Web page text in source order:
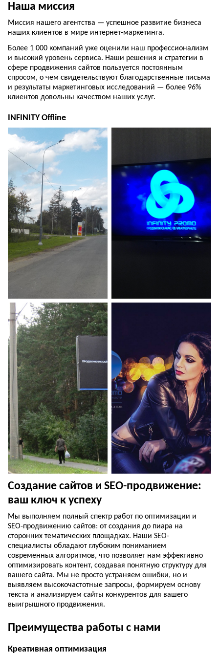
Наша миссия
Миссия нашего агентства — успешное развитие бизнеса
наших клиентов в мире интернет-маркетинга.
Более 1 000 компаний уже оценили наш профессионализм
и высокий уровень сервиса. Наши решения и стратегии в
сфере продвижения сайтов пользуется постоянным
спросом, о чем свидетельствуют благодарственные письма
и результаты маркетинговых исследований — более 96%
клиентов довольны качеством наших услуг.
INFINITY Offline
Создание сайтов и SEO-продвижение:
ваш ключ к успеху
Мы выполняем полный спектр работ по оптимизации и
SEO-продвижению сайтов: от создания до пиара на
сторонних тематических площадках. Наши SEO-
специалисты обладают глубоким пониманием
современных алгоритмов, что позволяет нам эффективно
оптимизировать контент, создавая понятную структуру для
вашего сайта. Мы не просто устраняем ошибки, но и
выявляем высокочастотные запросы, формируем основу
текста и анализируем сайты конкурентов для вашего
выигрышного продвижения.
Преимущества работы с нами
Креативная оптимизация